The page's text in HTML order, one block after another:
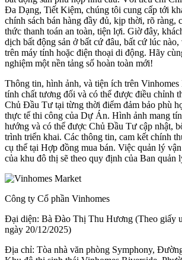
Đa Dạng, Tiết Kiệm, chúng tôi cung cấp tới
chính sách bán hàng đầy đủ, kịp thời, rõ ràng,
thức thanh toán an toàn, tiện lợi. Giờ đây,
dịch bất động sản ở bất cứ đâu, bất cứ lúc
trên máy tính hoặc điện thoại di động. Hãy
nghiệm một nền tảng số hoàn toàn mới!
Thông tin, hình ảnh, và tiện ích trên
tính chất tương đối và có thể được điều chỉnh
Chủ Đầu Tư tại từng thời điểm đảm bảo phù
thực tế thi công của Dự Án. Hình ảnh mang
hướng và có thể được Chủ Đầu Tư cập nhật,
trình triển khai. Các thông tin, cam kết chính
cụ thể tại Hợp đồng mua bán. Việc quản lý
của khu đô thị sẽ theo quy định của Ban quản
Công ty Cổ phần Vinhomes
Đại diện: Bà Đào Thị Thu Hương (Theo giấy
ngày 20/12/2025)
Địa chỉ: Tòa nhà văn phòng Symphony,